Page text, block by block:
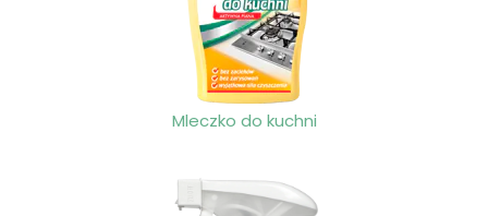
Mleczko do kuchni